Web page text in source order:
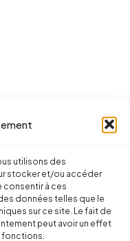
utilisons des
stocker et/ou accéder
consentir à ces
données telles que le
sur ce site. Le fait de
peut avoir un effet
vaut